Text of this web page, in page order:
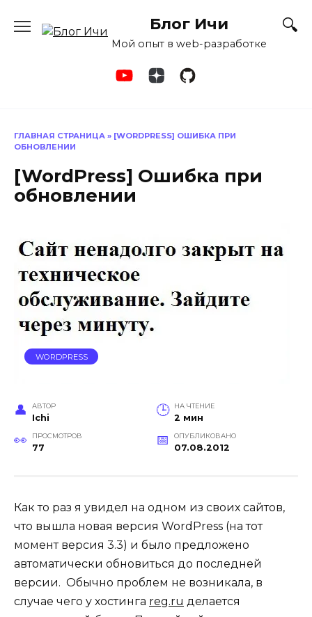
содержанию
Блог Ичи
Мой опыт в web-разработке
ГЛАВНАЯ СТРАНИЦА » [WORDPRESS] ОШИБКА ПРИ
ОБНОВЛЕНИИ
[WordPress] Ошибка при
обновлении
WORDPRESS
АВТОР
Ichi
НА ЧТЕНИЕ
2 мин
ПРОСМОТРОВ
77
ОПУБЛИКОВАНО
07.08.2012
Как то раз я увидел на одном из своих сайтов,
что вышла новая версия WordPress (на тот
момент версия 3.3) и было предложено
автоматически обновиться до последней
версии. Обычно проблем не возникала, в
случае чего у хостинга reg.ru делается